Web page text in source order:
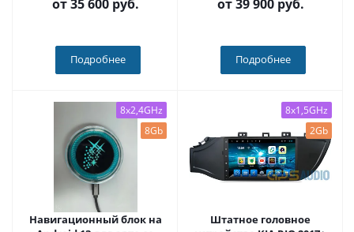
от35 600 руб.
Подробнее
13 (11-13 дюймов)
от39 900 руб.
Подробнее
8x2,4GHz
8Gb
Навигационный блок на
8x1,5GHz
2Gb
Штатное головное